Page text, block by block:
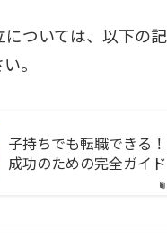
ついては、以下の
。
子持ちでも転職できる
成功のための完全ガイド